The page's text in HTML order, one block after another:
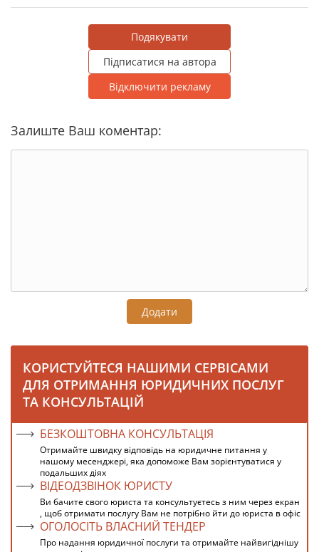
Подякувати
Підписатися на автора
Відключити рекламу
Залиште Ваш коментар:
Додати
КОРИСТУЙТЕСЯ НАШИМИ СЕРВІСАМИ
ДЛЯ ОТРИМАННЯ ЮРИДИЧНИХ ПОСЛУГ
ТА КОНСУЛЬТАЦІЙ
БЕЗКОШТОВНА КОНСУЛЬТАЦІЯ
Отримайте швидку відповідь на юридичне питання у
нашому месенджері, яка допоможе Вам зорієнтуватися у
подальших діях
ВІДЕОДЗВІНОК ЮРИСТУ
Ви бачите свого юриста та консультуєтесь з ним через екран
, щоб отримати послугу Вам не потрібно йти до юриста в офіс
ОГОЛОСІТЬ ВЛАСНИЙ ТЕНДЕР
Про надання юридичної послуги та отримайте найвигіднішу